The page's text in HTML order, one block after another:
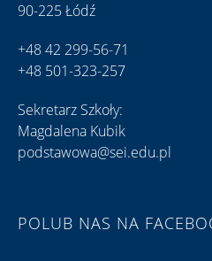
90-225 Łódź
+48 42 299-56-71
+48 501-323-257
Sekretarz Szkoły:
Magdalena Kubik
podstawowa@sei.edu.pl
POLUB NAS NA